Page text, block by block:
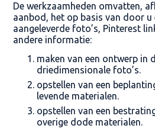
De werkzaamheden omvatten,
aanbod, het op basis van door
aangeleverde foto’s, Pinterest
andere informatie:
maken van een ontwerp in
driedimensionale foto’s.
opstellen van een
levende materialen.
opstellen van een
overige dode materialen.